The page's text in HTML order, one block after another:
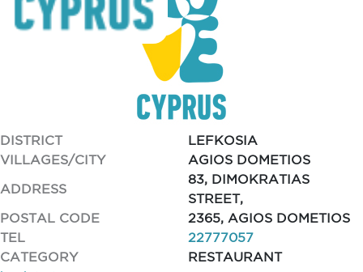
DISTRICT
LEFKOSIA
VILLAGES/CITY
AGIOS DOMETIOS
ADDRESS
83, DIMOKRATIAS
STREET,
POSTAL CODE
2365, AGIOS DOMETIOS
TEL
22777057
CATEGORY
RESTAURANT